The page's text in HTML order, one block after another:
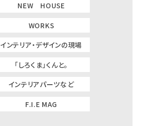
NEW HOUSE
WORKS
インテリア・デザインの現場
「しろくま」くんと。
インテリアパーツなど
F.I.E MAG